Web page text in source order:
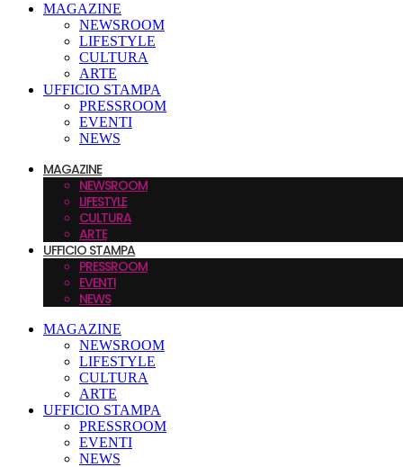
MAGAZINE
NEWSROOM
LIFESTYLE
CULTURA
ARTE
UFFICIO STAMPA
PRESSROOM
EVENTI
NEWS
MAGAZINE
NEWSROOM
LIFESTYLE
CULTURA
ARTE
UFFICIO STAMPA
PRESSROOM
EVENTI
NEWS
MAGAZINE
NEWSROOM
LIFESTYLE
CULTURA
ARTE
UFFICIO STAMPA
PRESSROOM
EVENTI
NEWS